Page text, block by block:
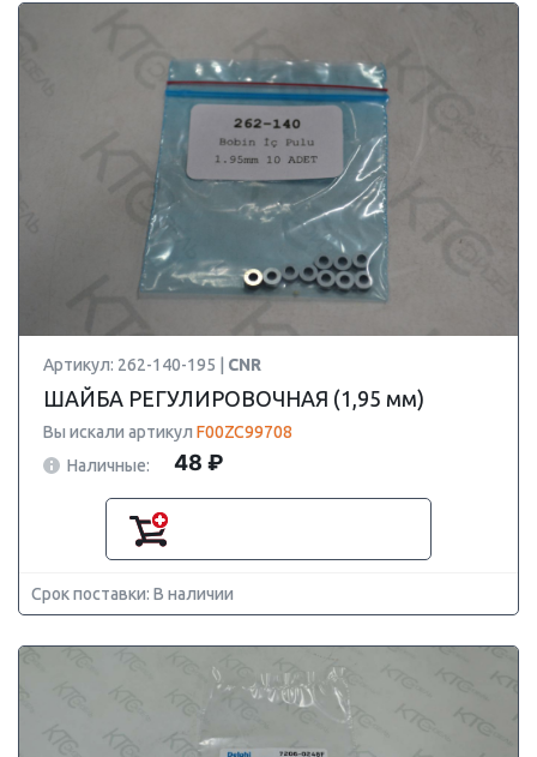
Артикул: 262-140-195 | CNR
ШАЙБА РЕГУЛИРОВОЧНАЯ (1,95 мм)
Вы искали артикул F00ZC99708
Наличные:
48 ₽
Срок поставки: В наличии